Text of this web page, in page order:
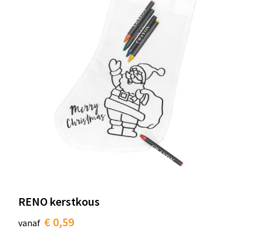
RENO kerstkous
vanaf € 0,59